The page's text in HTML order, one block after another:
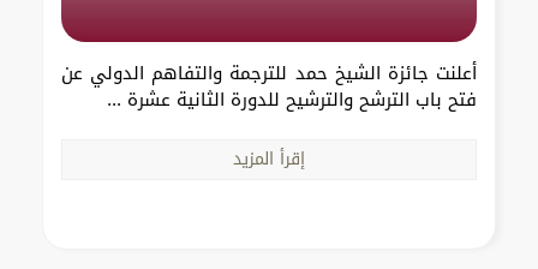
أعلنت جائزة الشيخ حمد للترجمة والتفاهم الدولي عن
فتح باب الترشح والترشيح للدورة الثانية عشرة ...
إقرأ المزيد